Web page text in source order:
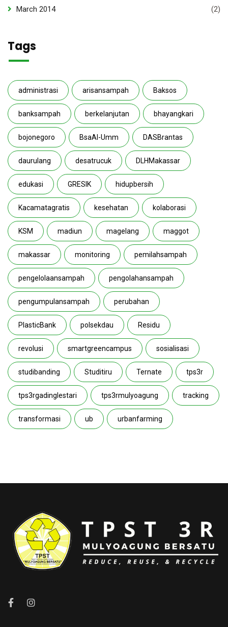
March 2014 (2)
Tags
administrasi arisansampah Baksos
banksampah berkelanjutan bhayangkari
bojonegoro BsaAl-Umm DASBrantas
daurulang desatrucuk DLHMakassar
edukasi GRESIK hidupbersih
Kacamatagratis kesehatan kolaborasi
KSM madiun magelang maggot
makassar monitoring pemilahsampah
pengelolaansampah pengolahansampah
pengumpulansampah perubahan
PlasticBank polsekdau Residu
revolusi smartgreencampus sosialisasi
studibanding Studitiru Ternate tps3r
tps3rgadinglestari tps3rmulyoagung tracking
transformasi ub urbanfarming